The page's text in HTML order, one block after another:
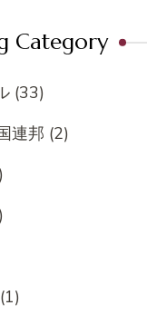
Category
(33)
連邦 (2)
(1)